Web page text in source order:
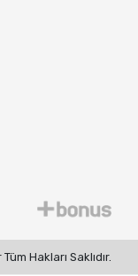
Hakları Saklıdır.